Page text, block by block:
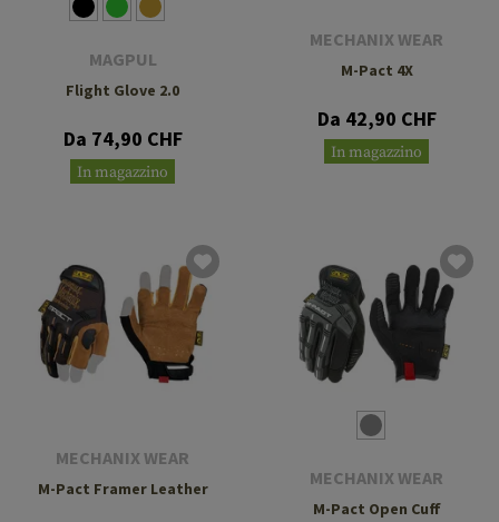
MAGPUL
Flight Glove 2.0
Da 74,90 CHF
In magazzino
MECHANIX WEAR
M-Pact 4X
Da 42,90 CHF
In magazzino
MECHANIX WEAR
M-Pact Framer Leather MECHANIX WEAR
M-Pact Open Cuff